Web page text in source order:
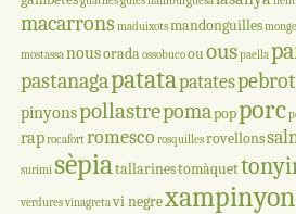
macarronsmaduixotsmandonguilles
mostassanousoradaossobucoououspaella
pastanagapatatapatatespebrot
pinyonspollastrepomapopporc
raprocafortromesco rosquillesrovellons
surimi sèpiatallarinestomàquet
verduresvinagretavi negre